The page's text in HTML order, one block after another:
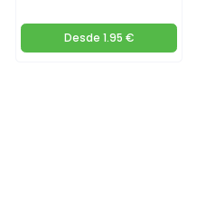
Desde 1.95 €